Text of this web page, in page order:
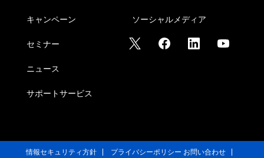
キャンペーン
セミナー
ニュース
サポートサービス
ソーシャルメディア
情報セキュリティ方針 プライバシーポリシー お問い合わせ